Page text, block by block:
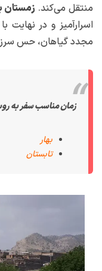
منتقل می‌کند. زمستان
اسرارآمیز و در
مجدد گیاهان، حس
زمان مناسب سفر به
بهار
تابستان